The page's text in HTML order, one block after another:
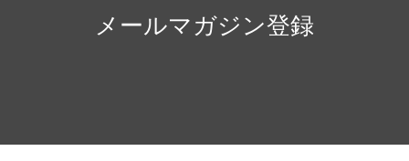
メールマガジン登録